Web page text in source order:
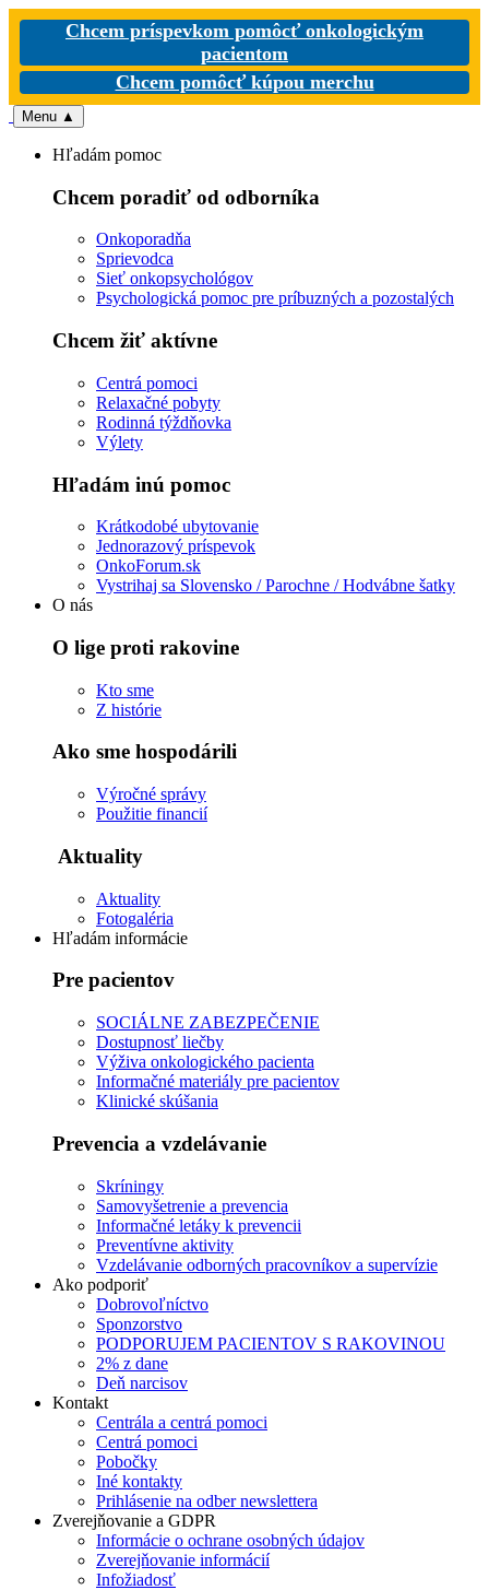
Chcem príspevkom pomôcť onkologickým
pacientom
Chcem pomôcť kúpou merchu
Menu ▲
Hľadám pomoc
Chcem poradiť od odborníka
Onkoporadňa
Sprievodca
Sieť onkopsychológov
Psychologická pomoc pre príbuzných a pozostalých
Chcem žiť aktívne
Centrá pomoci
Relaxačné pobyty
Rodinná týždňovka
Výlety
Hľadám inú pomoc
Krátkodobé ubytovanie
Jednorazový príspevok
OnkoForum.sk
Vystrihaj sa Slovensko / Parochne / Hodvábne šatky
O nás
O lige proti rakovine
Kto sme
Z histórie
Ako sme hospodárili
Výročné správy
Použitie financií
Aktuality
Aktuality
Fotogaléria
Hľadám informácie
Pre pacientov
SOCIÁLNE ZABEZPEČENIE
Dostupnosť liečby
Výživa onkologického pacienta
Informačné materiály pre pacientov
Klinické skúšania
Prevencia a vzdelávanie
Skríningy
Samovyšetrenie a prevencia
Informačné letáky k prevencii
Preventívne aktivity
Vzdelávanie odborných pracovníkov a supervízie
Ako podporiť
Dobrovoľníctvo
Sponzorstvo
PODPORUJEM PACIENTOV S RAKOVINOU
2% z dane
Deň narcisov
Kontakt
Centrála a centrá pomoci
Centrá pomoci
Pobočky
Iné kontakty
Prihlásenie na odber newslettera
Zverejňovanie a GDPR
Informácie o ochrane osobných údajov
Zverejňovanie informácií
Infožiadosť